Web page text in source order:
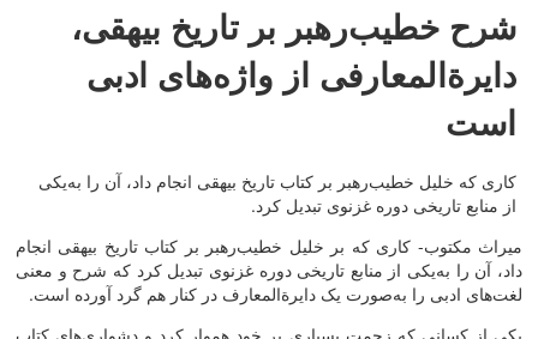
شرح خطیب‌رهبر بر تاریخ بیهقی،
دایرةالمعارفی از واژه‌های ادبی
است
کاری که خلیل خطیب‌رهبر بر کتاب تاریخ بیهقی انجام داد، آن را به‌یکی
از منابع تاریخی دوره غزنوی تبدیل کرد.
میراث مکتوب- کاری که بر خلیل خطیب‌رهبر بر کتاب تاریخ بیهقی انجام
داد، آن را به‌یکی از منابع تاریخی دوره غزنوی تبدیل کرد که شرح و معنی
لغت‌های ادبی را به‌صورت یک دایرةالمعارف در کنار هم گرد آورده است.